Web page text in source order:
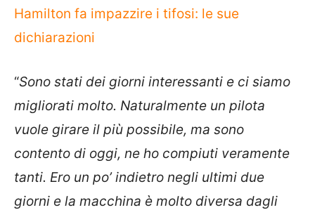
Hamilton fa impazzire i tifosi: le sue
dichiarazioni
“Sono stati dei giorni interessanti e ci siamo
migliorati molto. Naturalmente un pilota
vuole girare il più possibile, ma sono
contento di oggi, ne ho compiuti veramente
tanti. Ero un po’ indietro negli ultimi due
giorni e la macchina è molto diversa dagli